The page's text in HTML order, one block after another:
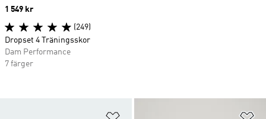
Price
1 549 kr
(249)
Dropset 4 Träningsskor
Dam Performance
7 färger